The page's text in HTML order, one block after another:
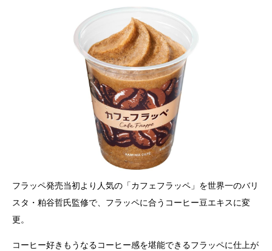
フラッペ発売当初より人気の「カフェフラッペ」を世界一のバリ
スタ・粕谷哲氏監修で、フラッペに合うコーヒー豆エキスに変
更。
コーヒー好きもうなるコーヒー感を堪能できるフラッペに仕上が